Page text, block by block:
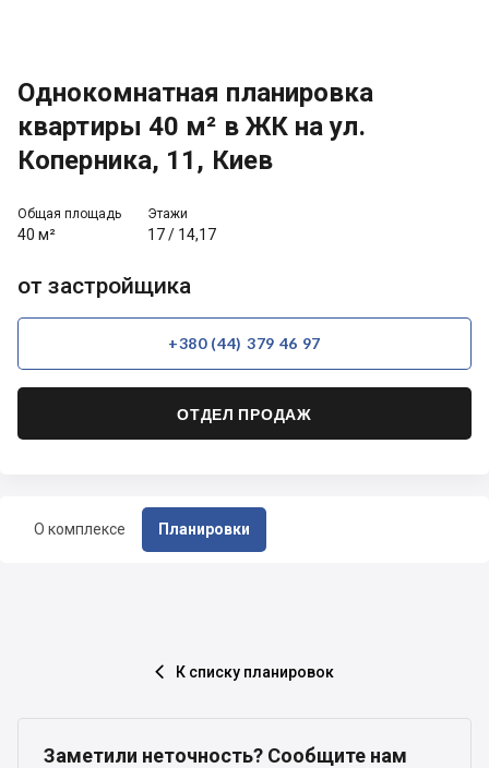
О комплексе Планировки
Однокомнатная планировка
квартиры 40 м² в ЖК на ул.
Коперника, 11, Киев
Общая площадь
40 м²
Этажи
17/ 14,17
от застройщика
+380 (44) 379 46 97
ОТДЕЛ ПРОДАЖ
 К списку планировок
Заметили неточность? Сообщите нам